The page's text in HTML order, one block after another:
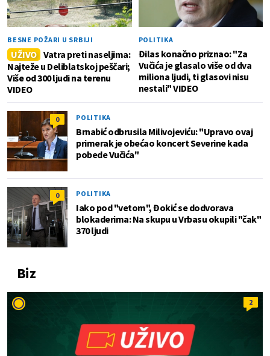
BESNE POŽARI U SRBIJI
UŽIVO Vatra preti naseljima:
Najteže u Deliblatskoj peščari;
Više od 300 ljudi na terenu
VIDEO
POLITIKA
Đilas konačno priznao: "Za
Vučića je glasalo više od dva
miliona ljudi, ti glasovi nisu
nestali" VIDEO
0 POLITIKA
Brnabić odbrusila Milivojeviću: "Upravo ovaj
primerak je obećao koncert Severine kada
pobede Vučića"
0 POLITIKA
Iako pod "vetom", Đokić se dodvorava
blokaderima: Na skupu u Vrbasu okupili "čak"
370 ljudi
Biz
2